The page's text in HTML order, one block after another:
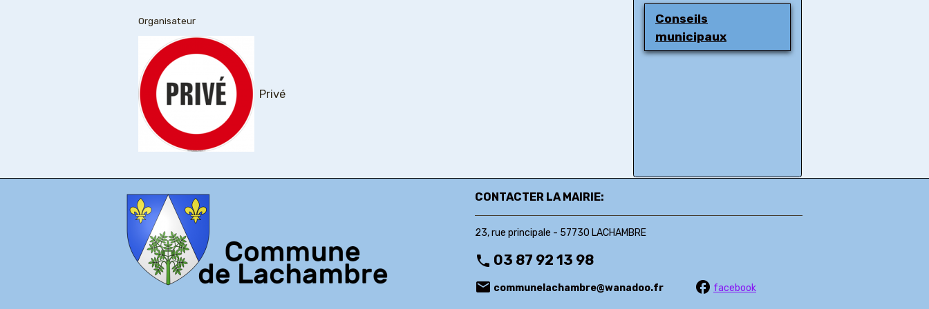
Organisateur
Privé
Conseils
municipaux
CONTACTER LA MAIRIE:
23, rue principale - 57730 LACHAMBRE
03 87 92 13 98
communelachambre@wanadoo.fr facebook